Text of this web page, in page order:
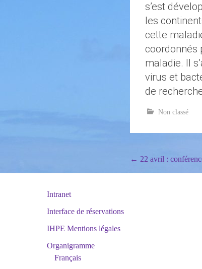
s’est
les
cette
coordonnés
maladie. Il
virus et
de
Non classé
Post
navigation
← 22 avril :
Intranet
Interface de réservations
IHPE Mentions légales
Organigramme
Français